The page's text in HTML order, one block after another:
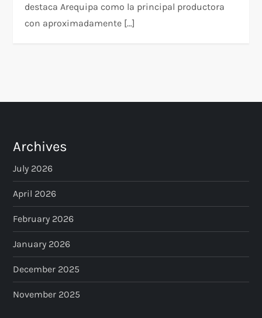
destaca Arequipa como la principal productora
con aproximadamente […]
Archives
July 2026
April 2026
February 2026
January 2026
December 2025
November 2025